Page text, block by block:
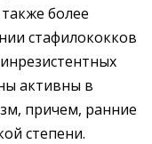
более
стафилококков
активны в
причем, ранние
степени.